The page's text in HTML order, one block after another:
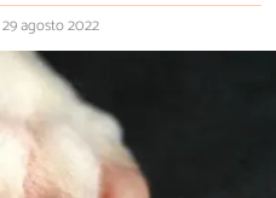
29 agosto 2022